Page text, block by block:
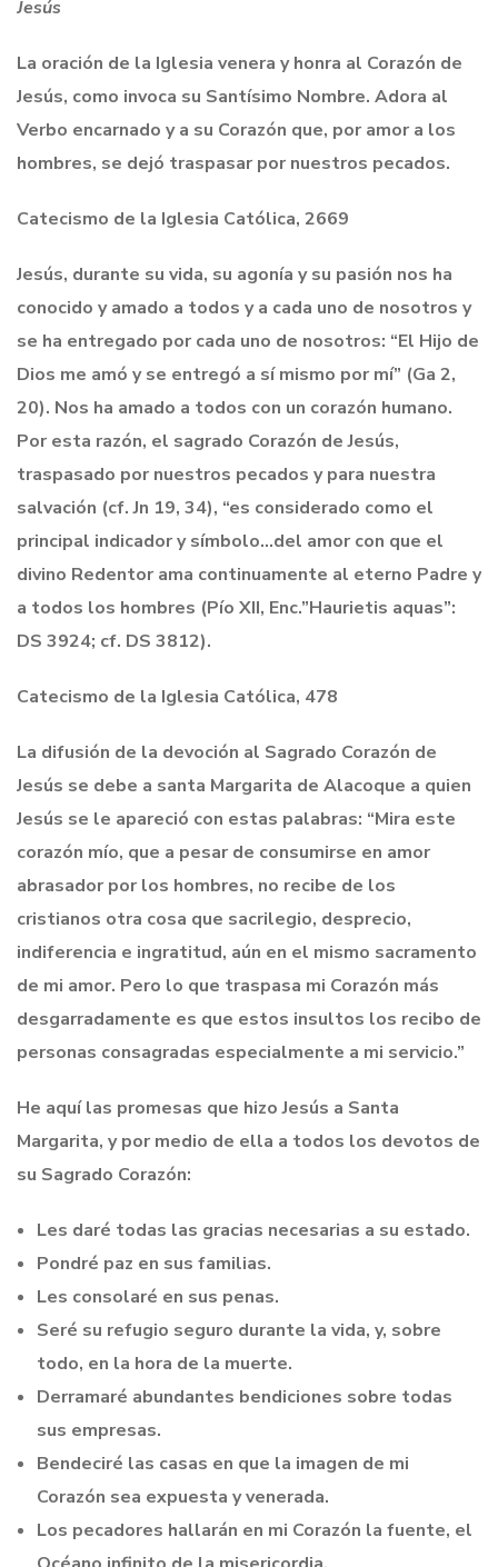
Jesús
La oración de la Iglesia venera y honra al Corazón de
Jesús, como invoca su Santísimo Nombre. Adora al
Verbo encarnado y a su Corazón que, por amor a los
hombres, se dejó traspasar por nuestros pecados.
Catecismo de la Iglesia Católica, 2669
Jesús, durante su vida, su agonía y su pasión nos ha
conocido y amado a todos y a cada uno de nosotros y
se ha entregado por cada uno de nosotros: “El Hijo de
Dios me amó y se entregó a sí mismo por mí” (Ga 2,
20). Nos ha amado a todos con un corazón humano.
Por esta razón, el sagrado Corazón de Jesús,
traspasado por nuestros pecados y para nuestra
salvación (cf. Jn 19, 34), “es considerado como el
principal indicador y símbolo…del amor con que el
divino Redentor ama continuamente al eterno Padre y
a todos los hombres (Pío XII, Enc.”Haurietis aquas”:
DS 3924; cf. DS 3812).
Catecismo de la Iglesia Católica, 478
La difusión de la devoción al Sagrado Corazón de
Jesús se debe a santa Margarita de Alacoque a quien
Jesús se le apareció con estas palabras: “Mira este
corazón mío, que a pesar de consumirse en amor
abrasador por los hombres, no recibe de los
cristianos otra cosa que sacrilegio, desprecio,
indiferencia e ingratitud, aún en el mismo sacramento
de mi amor. Pero lo que traspasa mi Corazón más
desgarradamente es que estos insultos los recibo de
personas consagradas especialmente a mi servicio.”
He aquí las promesas que hizo Jesús a Santa
Margarita, y por medio de ella a todos los devotos de
su Sagrado Corazón:
Les daré todas las gracias necesarias a su estado.
Pondré paz en sus familias.
Les consolaré en sus penas.
Seré su refugio seguro durante la vida, y, sobre
todo, en la hora de la muerte.
Derramaré abundantes bendiciones sobre todas
sus empresas.
Bendeciré las casas en que la imagen de mi
Corazón sea expuesta y venerada.
Los pecadores hallarán en mi Corazón la fuente, el